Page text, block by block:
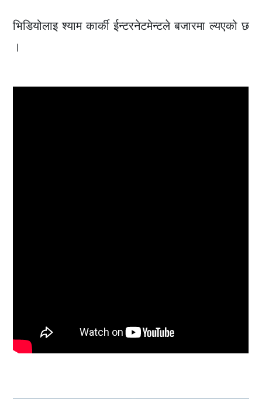
भिडियोलाइ श्याम कार्की ईन्टरनेटमेन्टले बजारमा ल्यएको छ
।